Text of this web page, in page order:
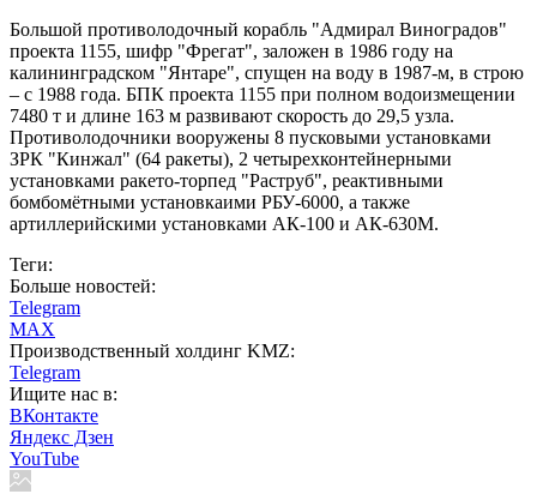
Большой противолодочный корабль "Адмирал Виноградов"
проекта 1155, шифр "Фрегат", заложен в 1986 году на
калининградском "Янтаре", спущен на воду в 1987-м, в строю
– с 1988 года. БПК проекта 1155 при полном водоизмещении
7480 т и длине 163 м развивают скорость до 29,5 узла.
Противолодочники вооружены 8 пусковыми установками
ЗРК "Кинжал" (64 ракеты), 2 четырехконтейнерными
установками ракето-торпед "Раструб", реактивными
бомбомётными установкаими РБУ-6000, а также
артиллерийскими установками АК-100 и АК-630М.
Теги:
Больше новостей:
Telegram
MAX
Производственный холдинг KMZ:
Telegram
Ищите нас в:
ВКонтакте
Яндекс Дзен
YouTube